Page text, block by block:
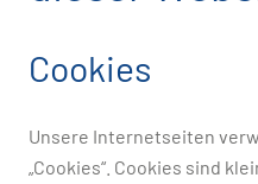
Cookies
Unsere Internetseiten
„Cookies“. Cookies sind